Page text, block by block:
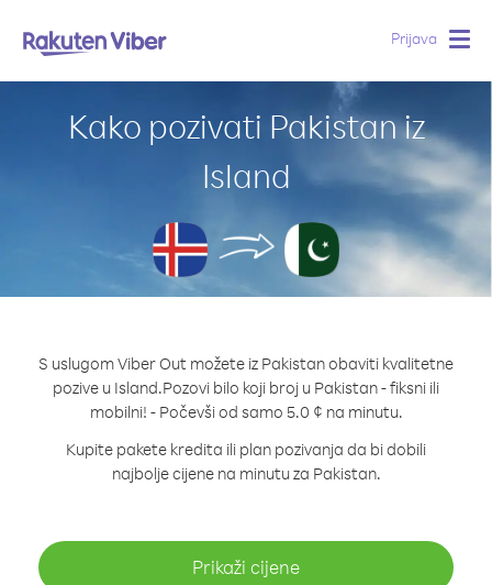
Prijava
Kako pozivati Pakistan iz
Island
S uslugom Viber Out možete iz Pakistan obaviti kvalitetne
pozive u Island.Pozovi bilo koji broj u Pakistan - fiksni ili
mobilni! - Počevši od samo 5.0 ¢ na minutu.
Kupite pakete kredita ili plan pozivanja da bi dobili
najbolje cijene na minutu za Pakistan.
Prikaži cijene